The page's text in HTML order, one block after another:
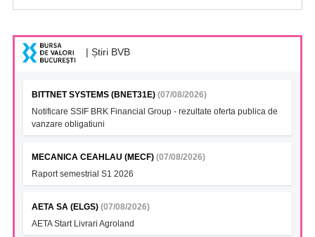
| Știri BVB
BITTNET SYSTEMS (BNET31E) (07/08/2026)
Notificare SSIF BRK Financial Group - rezultate oferta publica de
vanzare obligatiuni
MECANICA CEAHLAU (MECF) (07/08/2026)
Raport semestrial S1 2026
AETA SA (ELGS) (07/08/2026)
AETA Start Livrari Agroland